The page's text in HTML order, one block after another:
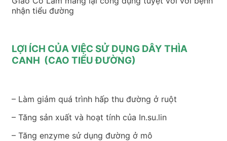
nhận tiểu đường
LỢI ÍCH CỦA VIỆC SỬ DỤNG DÂY THÌA
CANH (CAO TIỂU ĐƯỜNG)
– Làm giảm quá trình hấp thu đường ở ruột
– Tăng sản xuất và hoạt tính của In.su.lin
– Tăng enzyme sử dụng đường ở mô